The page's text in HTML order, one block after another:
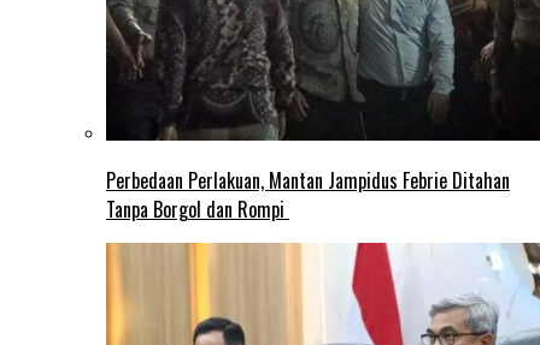
Perbedaan Perlakuan, Mantan Jampidus Febrie Ditahan
Tanpa Borgol dan Rompi